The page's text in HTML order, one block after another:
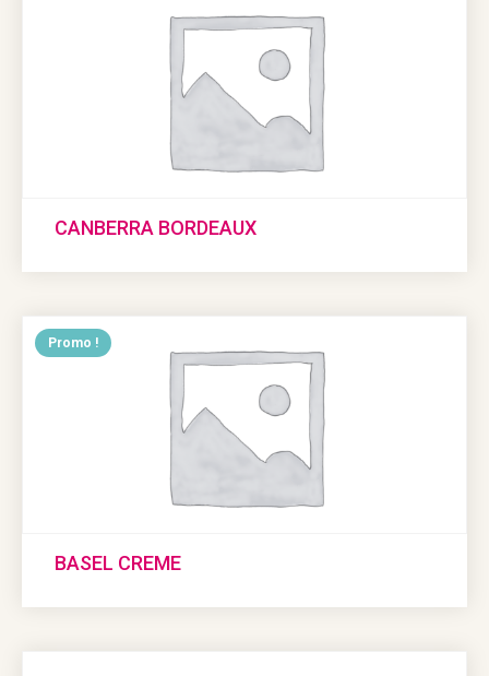
CANBERRA BORDEAUX
Promo !
BASEL CREME